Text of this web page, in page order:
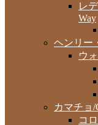
レ
Way
ヘンリー
ウ
カマチョ/
コ